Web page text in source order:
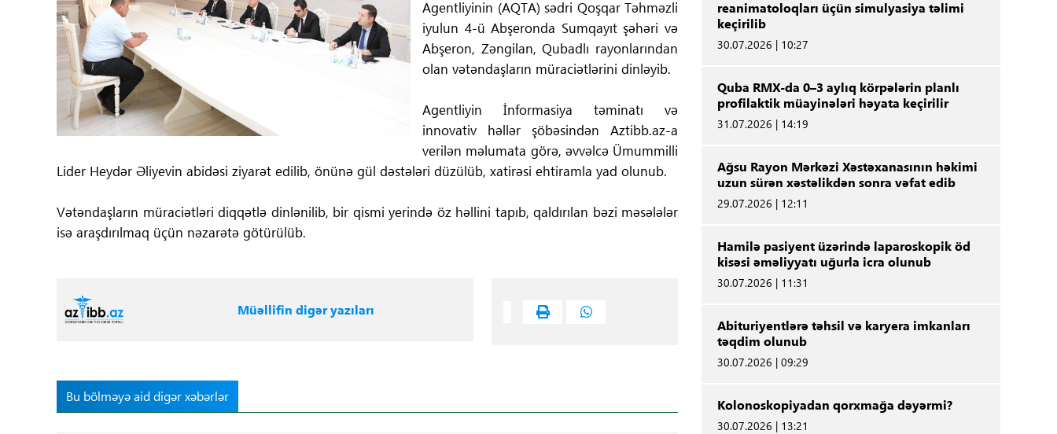
Agentliyinin (AQTA) sədri Qoşqar Təhməzli
iyulun 4-ü Abşeronda Sumqayıt şəhəri və
Abşeron, Zəngilan, Qubadlı rayonlarından
olan vətəndaşların müraciətlərini dinləyib.
Agentliyin İnformasiya təminatı və
innovativ həllər şöbəsindən Aztibb.az-a
verilən məlumata görə, əvvəlcə Ümummilli
Lider Heydər Əliyevin abidəsi ziyarət edilib, önünə gül dəstələri düzülüb, xatirəsi ehtiramla yad olunub.
Vətəndaşların müraciətləri diqqətlə dinlənilib, bir qismi yerində öz həllini tapıb, qaldırılan bəzi məsələlər
isə araşdırılmaq üçün nəzarətə götürülüb.
Müəllifin digər yazıları
Bu bölməyə aid digər xəbərlər
reanimatoloqları üçün simulyasiya təlimi
keçirilib
30.07.2026 | 10:27
Quba RMX-da 0–3 aylıq körpələrin planlı
profilaktik müayinələri həyata keçirilir
31.07.2026 | 14:19
Ağsu Rayon Mərkəzi Xəstəxanasının həkimi
uzun sürən xəstəlikdən sonra vəfat edib
29.07.2026 | 12:11
Hamilə pasiyent üzərində laparoskopik öd
kisəsi əməliyyatı uğurla icra olunub
30.07.2026 | 11:31
Abituriyentlərə təhsil və karyera imkanları
təqdim olunub
30.07.2026 | 09:29
Kolonoskopiyadan qorxmağa dəyərmi?
30.07.2026 | 13:21
Tibbdə İKT
Regionlar
Mühüm hadisələr